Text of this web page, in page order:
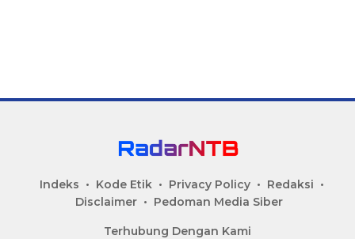
Indeks Kode Etik Privacy Policy
Redaksi
Disclaimer
Pedoman Media Siber
Terhubung Dengan Kami